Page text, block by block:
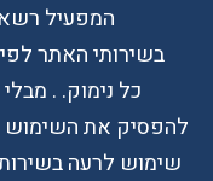
המפעיל
בשירותי האתר
כל נימוק. .
להפסיק את
שימוש לרעה